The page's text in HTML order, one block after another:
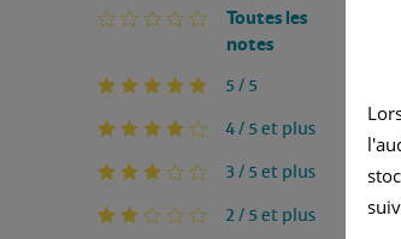
Toutes les
notes
5 / 5
4 / 5 et plus
3 / 5 et plus
2 / 5 et plus